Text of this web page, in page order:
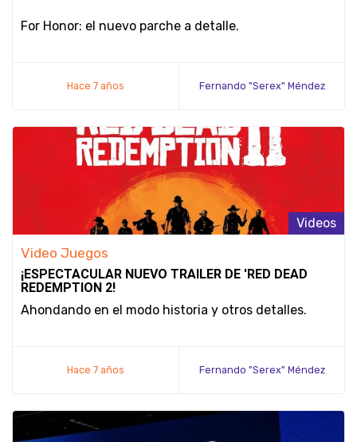
For Honor: el nuevo parche a detalle.
Hace 7 años Fernando "Serex" Méndez
Videos
Video Juegos
¡ESPECTACULAR NUEVO TRAILER DE 'RED DEAD
REDEMPTION 2!
Ahondando en el modo historia y otros detalles.
Hace 7 años Fernando "Serex" Méndez